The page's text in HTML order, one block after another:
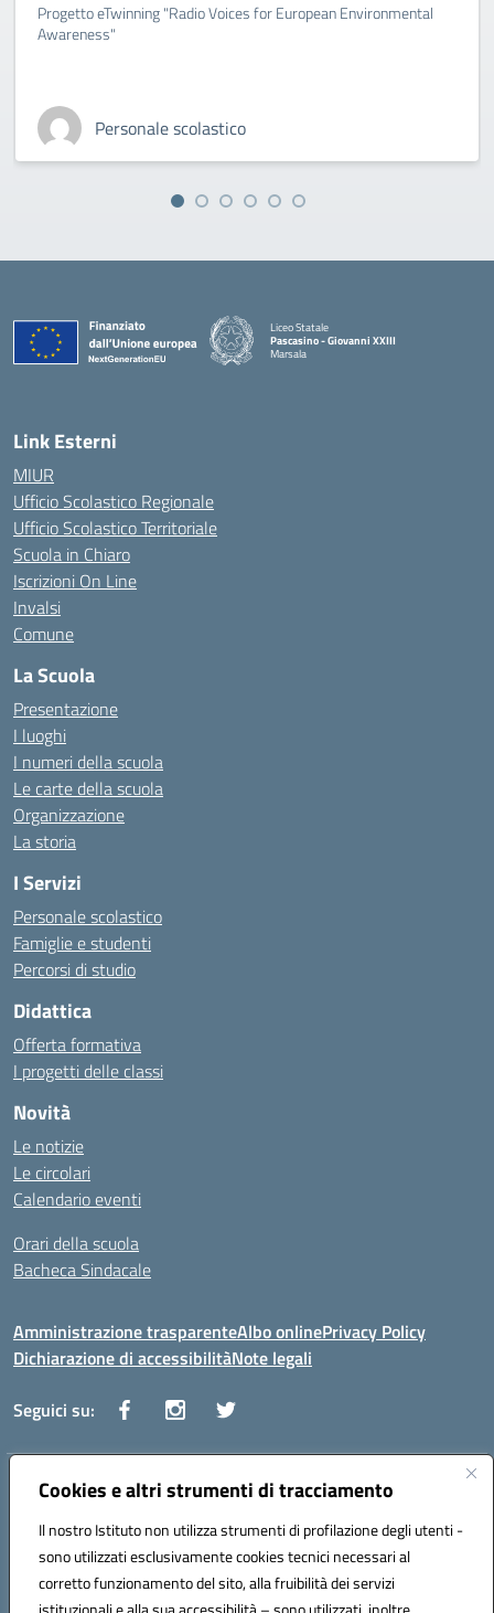
Cookies e altri strumenti di tracciamento
Il nostro Istituto non utilizza strumenti di profilazione degli utenti -
sono utilizzati esclusivamente cookies tecnici necessari al
corretto funzionamento del sito, alla fruibilità dei servizi
Progetto eTwinning "Radio Voices for European Environmental
Awareness"
Personale scolastico
Liceo Statale
Pascasino - Giovanni XXIII
Marsala
Link Esterni
MIUR
Ufficio Scolastico Regionale
Ufficio Scolastico Territoriale
Scuola in Chiaro
Iscrizioni On Line
Invalsi
Comune
La Scuola
Presentazione
I luoghi
I numeri della scuola
Le carte della scuola
Organizzazione
La storia
I Servizi
Personale scolastico
Famiglie e studenti
Percorsi di studio
Didattica
Offerta formativa
I progetti delle classi
Novità
Le notizie
Le circolari
Calendario eventi
Orari della scuola
Bacheca Sindacale
Amministrazione trasparenteAlbo onlinePrivacy Policy
Dichiarazione di accessibilitàNote legali
Seguici su:
Indirizzo:Via Vaccari n.5 e Via Falcone n.20 - 91025 Marsala
Posta elettronica certificata (PEC):tppm03000q@pec.istruzione.it
Codice fiscale: 82004490817
Codice meccanografico: TPPM03000Q